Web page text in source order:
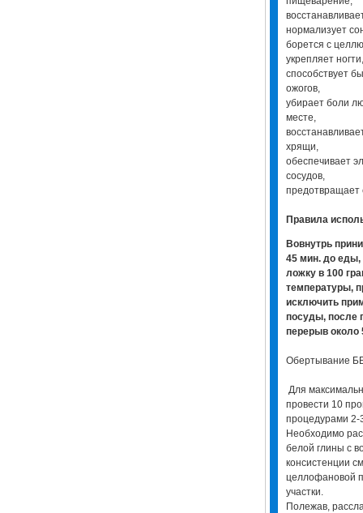
нормализует
борется с
укрепляет
способствует
ожогов,
убирает боли
месте,
хрящи,
обеспечивает
сосудов,
предотвращает
Правила
Вовнутрь
45 мин. до еды,
ложку в 100
температуры,
исключить
посуды, после
перерыв около
Обертывание
Для
провести 10
процедурами
Необходимо
белой глины с
консистенции
целлофановой
участки.
Полежав,